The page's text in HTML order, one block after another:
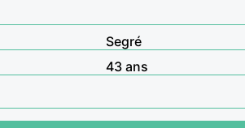
Segré
43 ans